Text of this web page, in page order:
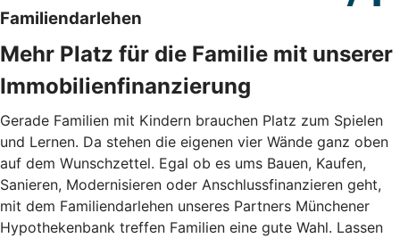
Familiendarlehen
Mehr Platz für die Familie mit unserer
Immobilienfinanzierung
Gerade Familien mit Kindern brauchen Platz zum Spielen
und Lernen. Da stehen die eigenen vier Wände ganz oben
auf dem Wunschzettel. Egal ob es ums Bauen, Kaufen,
Sanieren, Modernisieren oder Anschlussfinanzieren geht,
mit dem Familiendarlehen unseres Partners Münchener
Hypothekenbank treffen Familien eine gute Wahl. Lassen